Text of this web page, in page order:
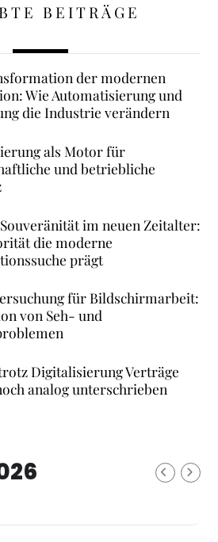
BEITRÄGE
der modernen
Wie Automatisierung und
die Industrie verändern
als Motor für
und betriebliche
im neuen Zeitalter:
die moderne
prägt
für Bildschirmarbeit:
von Seh- und
Digitalisierung Verträge
analog unterschrieben